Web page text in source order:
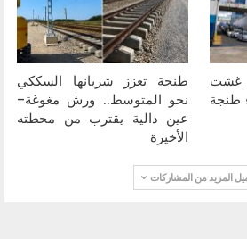
من غشت
طنجة
طنجة تعزز شريانها السككي
نحو المتوسط.. ورش مغوغة–
عين دالية يقترب من محطته
الأخيرة
المزيد من المشاركات